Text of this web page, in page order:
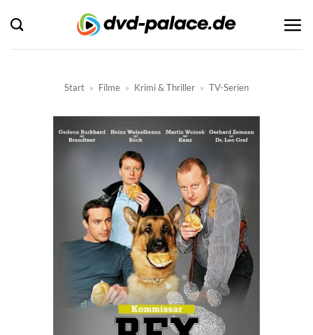
Inhalt
springen
Start » Filme » Krimi & Thriller » TV-Serien